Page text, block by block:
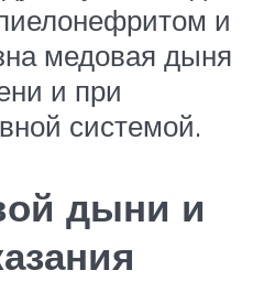
и
медовая дыня
и при
системой.
дыни и